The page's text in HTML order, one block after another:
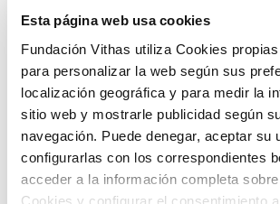
Esta página web usa cookies
Fundación Vithas utiliza Cookies
para personalizar la web según sus
localización geográfica y para medir la
sitio web y mostrarle publicidad según
navegación. Puede denegar, aceptar su
configurarlas con los correspondientes
acceder a la información completa
Cookies y configurar el consentimiento
educacionales, educadores y padres
niños con TDAH.
Dirigida a: pediatras, médicos
primaria, médicos de familia,
psiquiatras, psicólogos clínicos,
terapeutas educacionales,
padres y madres de niños con